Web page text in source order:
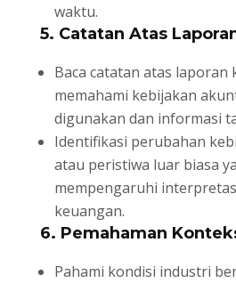
waktu.
5. Catatan Atas
Baca catatan atas
memahami kebijakan
digunakan dan informasi
Identifikasi perubahan
atau peristiwa luar biasa
mempengaruhi
keuangan.
6. Pemahaman
Pahami kondisi industri